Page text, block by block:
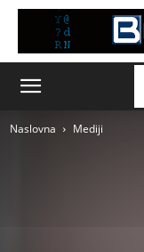
Naslovna Mediji